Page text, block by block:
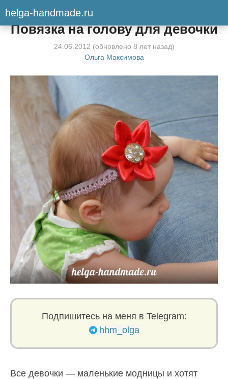
helga-handmade.ruМастер-класс
Повязка на голову для девочки
24.06.2012 (обновлено 8 летназад)
Ольга Максимова
Подпишитесь на меня в Telegram:
hhm_olga
Все девочки — маленькие модницы и хотят